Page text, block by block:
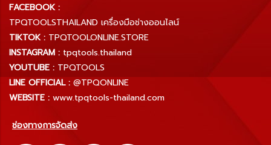
FACEBOOK :
TPQTOOLSTHAILAND เครื่องมือช่างออนไลน์
TIKTOK : TPQTOOLONLINE.STORE
INSTAGRAM : tpqtools.thailand
YOUTUBE : TPQTOOLS
LINE OFFICIAL : @TPQONLINE
WEBSITE : www.tpqtools-thailand.com
ช่องทางการจัดส่ง